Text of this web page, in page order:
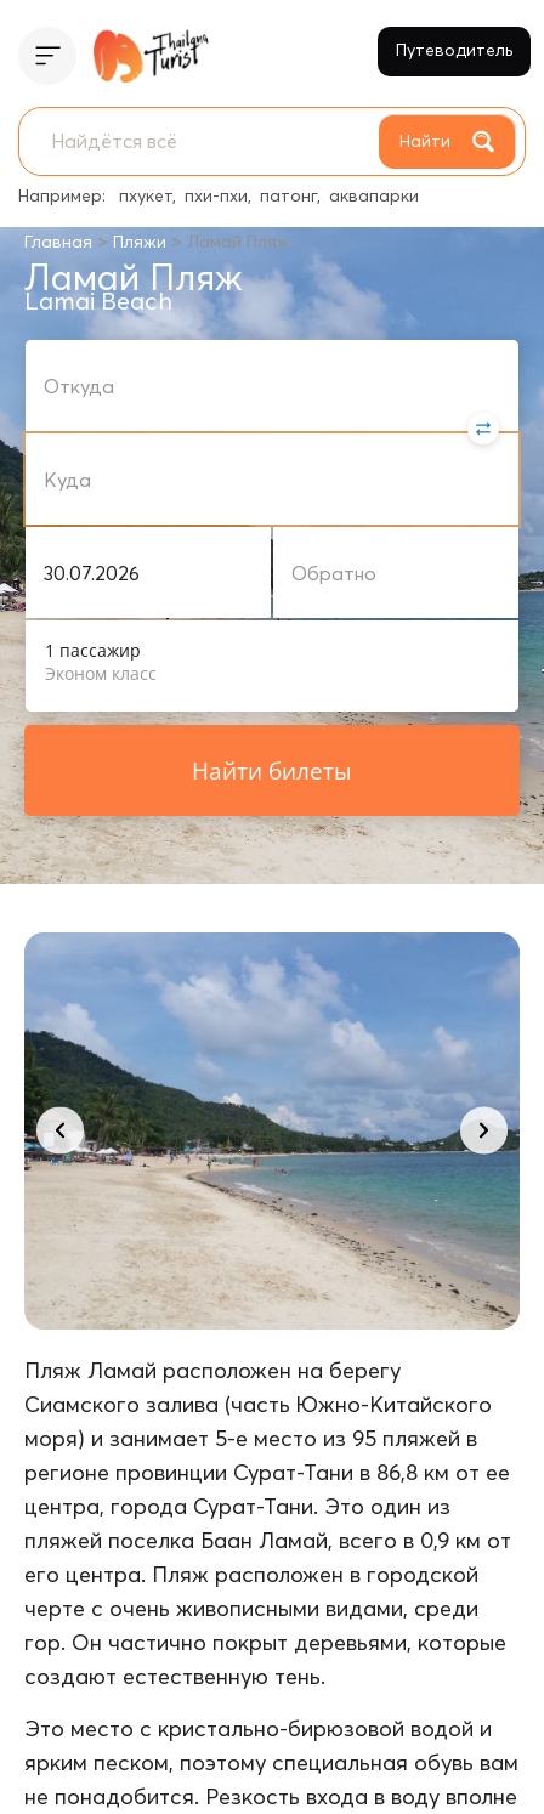
Найти
Например: пхукет пхи-пхи патонг аквапарки
Путеводитель
Главная > Пляжи > Ламай Пляж
Ламай Пляж
Lamai Beach
1 пассажир
Эконом класс
Найти билеты
Пляж Ламай расположен на берегу
Сиамского залива (часть Южно-Китайского
моря) и занимает 5-е место из 95 пляжей в
регионе провинции Сурат-Тани в 86,8 км от ее
центра, города Сурат-Тани. Это один из
пляжей поселка Баан Ламай, всего в 0,9 км от
его центра. Пляж расположен в городской
черте с очень живописными видами, среди
гор. Он частично покрыт деревьями, которые
создают естественную тень.
Это место с кристально-бирюзовой водой и
ярким песком, поэтому специальная обувь вам
не понадобится. Резкость входа в воду вполне